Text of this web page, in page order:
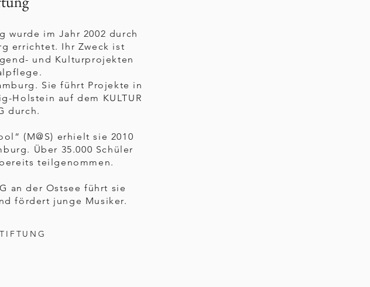
wurde im Jahr 2002 durch
errichtet. Ihr Zweck ist
und Kulturprojekten
Sie führt Projekte in
Holstein auf dem KULTUR
durch.
(M@S) erhielt sie 2010
Über 35.000 Schüler
teilgenommen.
an der Ostsee führt sie
fördert junge Musiker.